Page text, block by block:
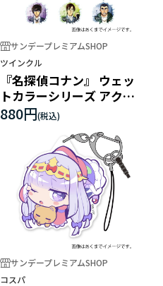
サンデープレミアムSHOP
ツインクル
『名探偵コナン』 ウェッ
トカラーシリーズ アクリ
ルキーホルダーvol.4
880円
サンデープレミアムSHOP
コスパ